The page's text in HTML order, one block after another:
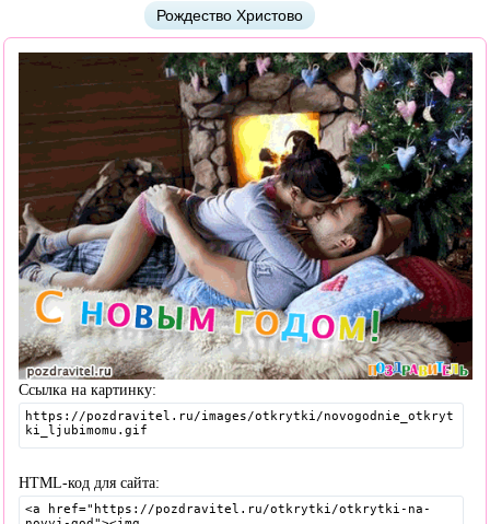
Рождество Христово
Ссылка на картинку:
HTML-код для сайта: